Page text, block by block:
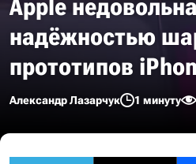
Apple
надёжностью
прототипов
Александр Лазарчук 1 минуту